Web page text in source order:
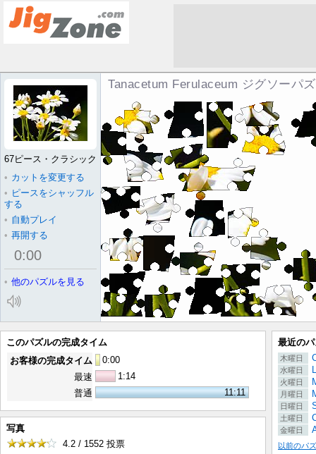
Tanacetum Ferulaceum ジグソーパ
67ピース・クラシック
• カットを変更する
• ピースをシャッフル
する
• 自動プレイ
• 再開する
0:00
• 他のパズルを見る
このパズルの完成タイム
お客様の完成タイム
0:00
最速
1:14
普通
11:11
写真
4.2 / 1552 投票
最近の
木曜日
水曜日
火曜日
月曜日
日曜日
土曜日
金曜日
以前のパ